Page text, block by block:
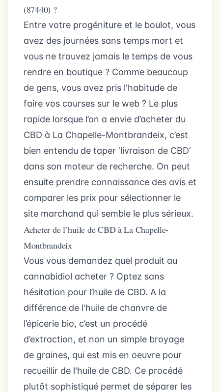
(87440) ?
Entre votre progéniture et le boulot, vous
avez des journées sans temps mort et
vous ne trouvez jamais le temps de vous
rendre en boutique ? Comme beaucoup
de gens, vous avez pris l'habitude de
faire vos courses sur le web ? Le plus
rapide lorsque l’on a envie d’acheter du
CBD à La Chapelle-Montbrandeix, c’est
bien entendu de taper ‘livraison de CBD’
dans son moteur de recherche. On peut
ensuite prendre connaissance des avis et
comparer les prix pour sélectionner le
site marchand qui semble le plus sérieux.
Acheter de l’huile de CBD à La Chapelle-
Montbrandeix
Vous vous demandez quel produit au
cannabidiol acheter ? Optez sans
hésitation pour l’huile de CBD. A la
différence de l'huile de chanvre de
l’épicerie bio, c’est un procédé
d’extraction, et non un simple broyage
de graines, qui est mis en oeuvre pour
recueillir de l'huile de CBD. Ce procédé
plutôt sophistiqué permet de séparer les